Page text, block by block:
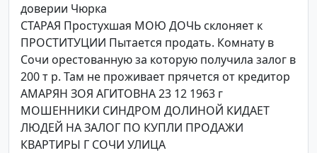
доверии Чюрка
СТАРАЯ Простухшая МОЮ ДОЧЬ склоняет к
ПРОСТИТУЦИИ Пытается продать. Комнату в
Сочи орестованную за которую получила залог в
200 т р. Там не проживает прячется от кредитор
АМАРЯН ЗОЯ АГИТОВНА 23 12 1963 г
МОШЕННИКИ СИНДРОМ ДОЛИНОЙ КИДАЕТ
ЛЮДЕЙ НА ЗАЛОГ ПО КУПЛИ ПРОДАЖИ
КВАРТИРЫ Г СОЧИ УЛИЦА